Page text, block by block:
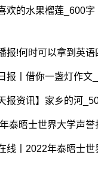
欢的水果榴莲_600字
报!何时可以拿到英语
报丨借你一盏灯作文
报资讯】家乡的河
泰晤士世界大学声
线丨2022年泰晤士